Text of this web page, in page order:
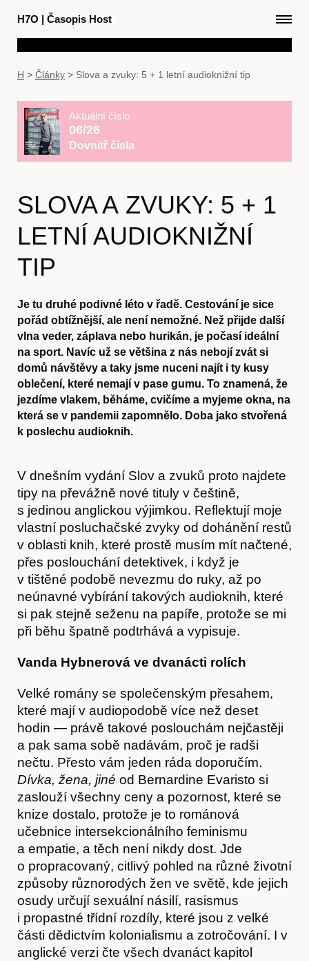
H7O | Časopis Host
H > Články > Slova a zvuky: 5 + 1 letní audioknižní tip
Aktuální číslo
06/26
Dovnitř čísla
SLOVA A ZVUKY: 5 + 1
LETNÍ AUDIOKNIŽNÍ
TIP
Je tu druhé podivné léto v řadě. Cestování je sice
pořád obtížnější, ale není nemožné. Než přijde další
vlna veder, záplava nebo hurikán, je počasí ideální
na sport. Navíc už se většina z nás nebojí zvát si
domů návštěvy a taky jsme nuceni najít i ty kusy
oblečení, které nemají v pase gumu. To znamená, že
jezdíme vlakem, běháme, cvičíme a myjeme okna, na
která se v pandemii zapomnělo. Doba jako stvořená
k poslechu audioknih.
V dnešním vydání Slov a zvuků proto najdete
tipy na převážně nové tituly v češtině,
s jedinou anglickou výjimkou. Reflektují moje
vlastní posluchačské zvyky od dohánění restů
v oblasti knih, které prostě musím mít načtené,
přes poslouchání detektivek, i když je
v tištěné podobě nevezmu do ruky, až po
neúnavné vybírání takových audioknih, které
si pak stejně seženu na papíře, protože se mi
při běhu špatně podtrhává a vypisuje.
Vanda Hybnerová ve dvanácti rolích
Velké romány se společenským přesahem,
které mají v audiopodobě více než deset
hodin — právě takové poslouchám nejčastěji
a pak sama sobě nadávám, proč je radši
nečtu. Přesto vám jeden ráda doporučím.
Dívka, žena, jiné od Bernardine Evaristo si
zaslouží všechny ceny a pozornost, které se
knize dostalo, protože je to románová
učebnice intersekcionálního feminismu
a empatie, a těch není nikdy dost. Jde
o propracovaný, citlivý pohled na různé životní
způsoby různorodých žen ve světě, kde jejich
osudy určují sexuální násilí, rasismus
i propastné třídní rozdíly, které jsou z velké
části dědictvím kolonialismu a zotročování. I v
anglické verzi čte všech dvanáct kapitol